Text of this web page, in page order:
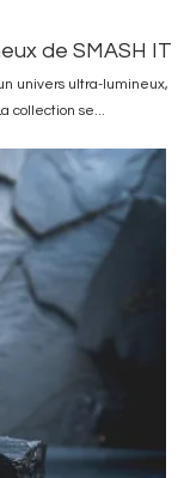
de SMASH IT
univers ultra-lumineux,
collection se...